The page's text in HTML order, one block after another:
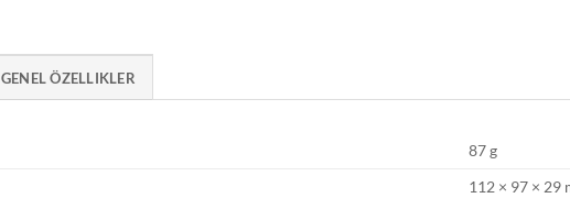
GENEL ÖZELLIKLER
87 g
112 × 97 × 29